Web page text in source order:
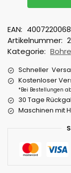
EAN:
Artikelnummer:
Kategorie:
Schneller
Kostenloser
*Bei Bestellungen
30 Tage
Maschinen mit